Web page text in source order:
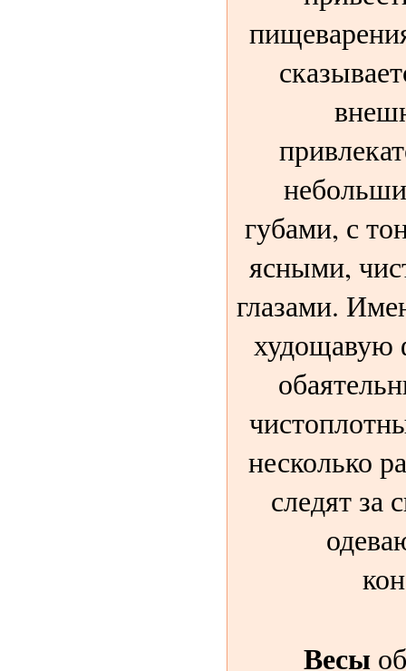
губами, с
ясными,
глазами.
худощавую
несколько
следят за
Весы